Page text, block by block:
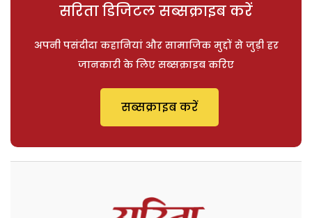
सरिता डिजिटल सब्सक्राइब करें
अपनी पसंदीदा कहानियां और सामाजिक मुद्दों से जुड़ी हर
जानकारी के लिए सब्सक्राइब करिए
सब्सक्राइब करें